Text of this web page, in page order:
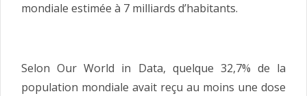
mondiale estimée à 7 milliards d’habitants.
Selon Our World in Data, quelque 32,7% de la
population mondiale avait reçu au moins une dose